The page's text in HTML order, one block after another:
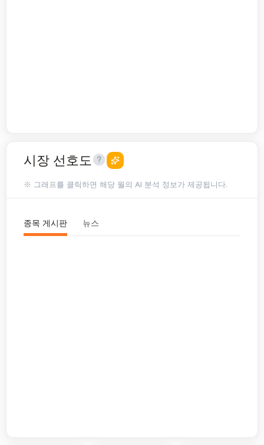
시장 선호도
※ 그래프를 클릭하면 해당 월의 AI 분석 정보가 제공됩니다.
종목 게시판 뉴스